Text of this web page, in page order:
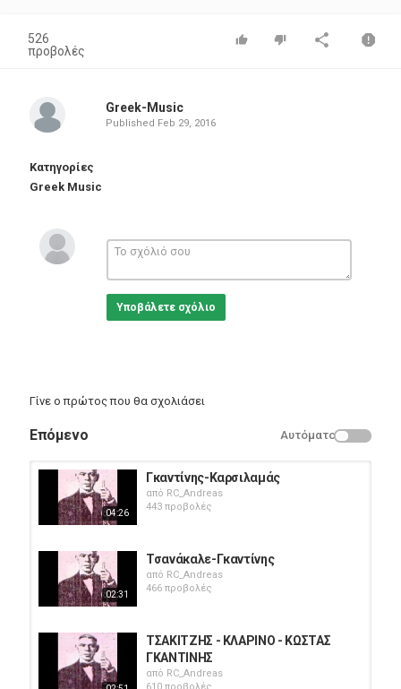
526
προβολές
Greek-Music
Published Feb 29, 2016
Κατηγορίες
Greek Music
Υποβάλετε σχόλιο
Γίνε ο πρώτος που θα σχολιάσει
Επόμενο Αυτόματο
04:26
Γκαντίνης-Καρσιλαμάς
από RC_Andreas
443 προβολές
02:31
Τσανάκαλε-Γκαντίνης
από RC_Andreas
466 προβολές
ΤΣΑΚΙΤΖΗΣ - ΚΛΑΡΙΝΟ - ΚΩΣΤΑΣ
ΓΚΑΝΤΙΝΗΣ
από RC_Andreas
610 προβολές